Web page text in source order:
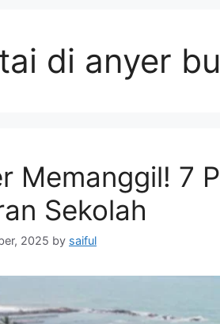
di anyer
Memanggil! 7
Sekolah
2025 by saiful